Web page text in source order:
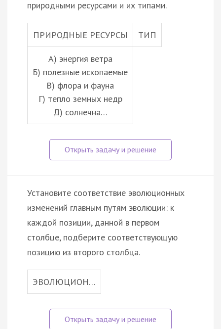
природными ресурсами и их типами.
ПРИРОДНЫЕ РЕСУРСЫ ТИП
А) энергия ветра
Б) полезные ископаемые
В) флора и фауна
Г) тепло земных недр
Д) солнечна…
Установите соответствие эволюционных
изменений главным путям эволюции: к
каждой позиции, данной в первом
столбце, подберите соответствующую
позицию из второго столбца.
ЭВОЛЮЦИОН…